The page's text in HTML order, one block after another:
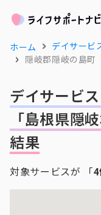
ホーム デイサービ
隠岐郡隠岐の島町
デイサービス
「島根県隠
結果
対象サービスが 「4